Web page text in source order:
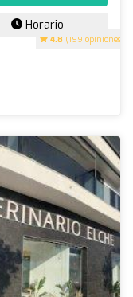
4.8 (199 opiniones)
Horario